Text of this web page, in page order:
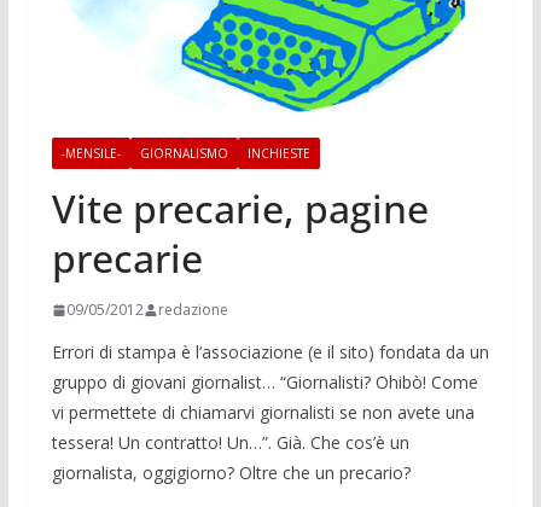
-MENSILE- GIORNALISMO INCHIESTE
Vite precarie, pagine
precarie
09/05/2012 redazione
Errori di stampa è l’associazione (e il sito) fondata da un
gruppo di giovani giornalist… “Giornalisti? Ohibò! Come
vi permettete di chiamarvi giornalisti se non avete una
tessera! Un contratto! Un…”. Già. Che cos’è un
giornalista, oggigiorno? Oltre che un precario?